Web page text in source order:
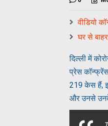
वीडियो
घर से
दिल्ली में
प्रेस कॉन्फ्रेंस
219 केस हैं,
और उनसे उनके